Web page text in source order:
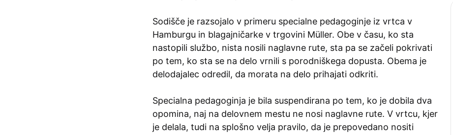
Sodišče je razsojalo v primeru specialne pedagoginje iz vrtca v
Hamburgu in blagajničarke v trgovini Müller. Obe v času, ko sta
nastopili službo, nista nosili naglavne rute, sta pa se začeli pokrivati
po tem, ko sta se na delo vrnili s porodniškega dopusta. Obema je
delodajalec odredil, da morata na delo prihajati odkriti.
Specialna pedagoginja je bila suspendirana po tem, ko je dobila dva
opomina, naj na delovnem mestu ne nosi naglavne rute. V vrtcu, kjer
je delala, tudi na splošno velja pravilo, da je prepovedano nositi